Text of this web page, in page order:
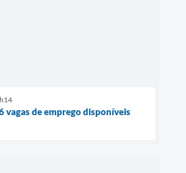
vagas de emprego disponíveis